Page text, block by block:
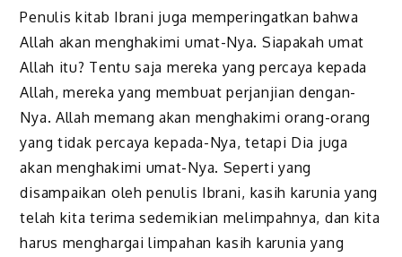
Penulis kitab Ibrani juga memperingatkan bahwa
Allah akan menghakimi umat-Nya. Siapakah umat
Allah itu? Tentu saja mereka yang percaya kepada
Allah, mereka yang membuat perjanjian dengan-
Nya. Allah memang akan menghakimi orang-orang
yang tidak percaya kepada-Nya, tetapi Dia juga
akan menghakimi umat-Nya. Seperti yang
disampaikan oleh penulis Ibrani, kasih karunia yang
telah kita terima sedemikian melimpahnya, dan kita
harus menghargai limpahan kasih karunia yang